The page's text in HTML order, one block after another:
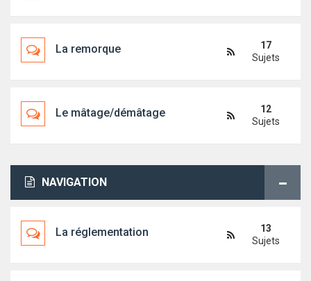
La remorque
17
Sujets
Le mâtage/démâtage
12
Sujets
NAVIGATION
La réglementation
13
Sujets